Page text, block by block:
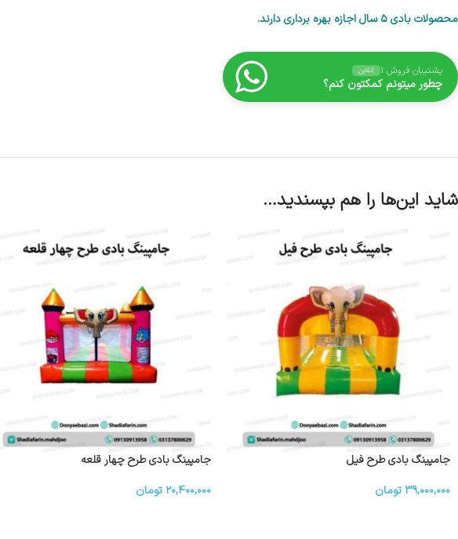
محصولات بادی ۵ سال اجازه بهره برداری دارند.
پشتیبان فروش ۱ آنلاین
چطور میتونم کمکتون کنم؟
شاید این‌ها را هم بپسندید…
جامپینگ بادی طرح فیل
۳۹,۰۰۰,۰۰۰ تومان
جامپینگ بادی طرح چهار قلعه
۲۰,۴۰۰,۰۰۰ تومان